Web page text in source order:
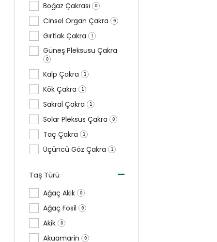
Boğaz Çakrası 0
Cinsel Organ Çakra 0
Gırtlak Çakra 1
Güneş Pleksusu Çakra
0
Kalp Çakra 1
Kök Çakra 1
Sakral Çakra 1
Solar Pleksus Çakra 0
Taç Çakra 1
Üçüncü Göz Çakra 1
Taş Türü -
Ağaç Akik 0
Ağaç Fosil 0
Akik 0
Akuamarin 0